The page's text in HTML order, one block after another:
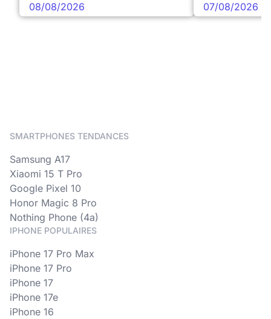
08/08/2026 07/08/2026
SMARTPHONES TENDANCES
Samsung A17
Xiaomi 15 T Pro
Google Pixel 10
Honor Magic 8 Pro
Nothing Phone (4a)
IPHONE POPULAIRES
iPhone 17 Pro Max
iPhone 17 Pro
iPhone 17
iPhone 17e
iPhone 16